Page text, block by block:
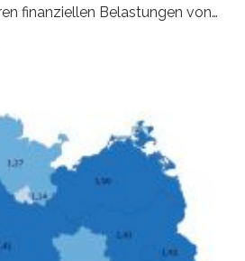
finanziellen Belastungen von
(BiB)
zwischen 1990 und 2020 für
sowie für in
Menschen und Zugewanderte
Während Personen mit
Quintil der Verteilung der
nur einen moderaten
am Gesamteinkommen
die Belastung bei